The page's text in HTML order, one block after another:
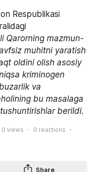
Respublikasi
Qarorning mazmun-
muhitni yaratish
oldini olish asosiy
kriminogen
va
bu masalaga
berildi.
0 views 0 reactions
Share